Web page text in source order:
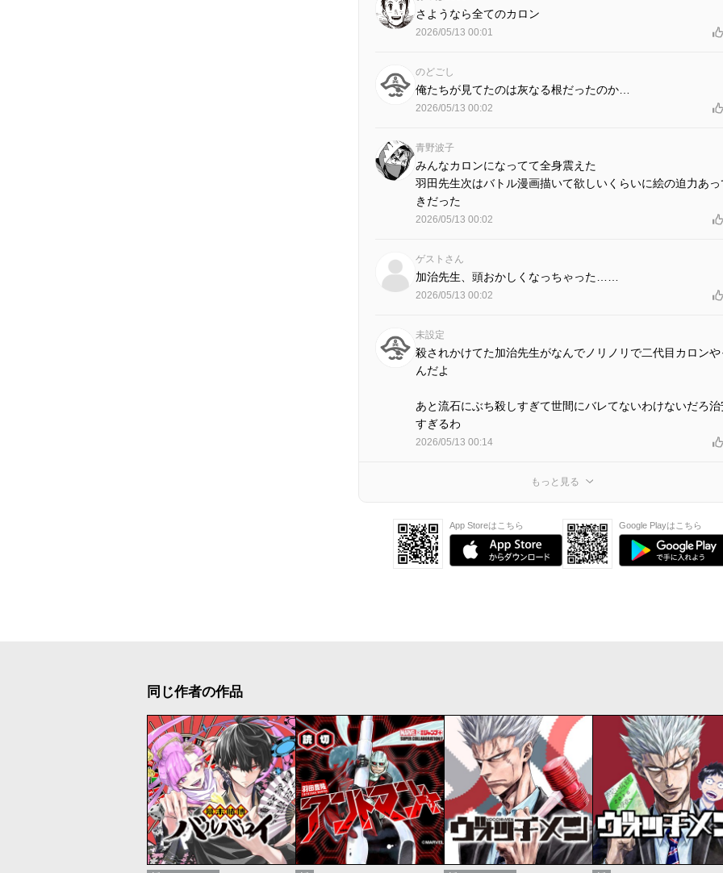
さようなら全てのカロン
2026/05/13 00:01
のどごし
俺たちが見てたのは灰なる根だったのか…
2026/05/13 00:02
青野波子
みんなカロンになってて全身震えた
羽田先生次はバトル漫画描いて欲しいくらいに絵の迫力あっ
きだった
2026/05/13 00:02
ゲストさん
加治先生、頭おかしくなっちゃった……
2026/05/13 00:02
未設定
殺されかけてた加治先生がなんでノリノリで二代目カロンや
んだよ
あと流石にぶち殺しすぎて世間にバレてないわけないだろ治
すぎるわ
2026/05/13 00:14
もっと見る
App Storeはこちら Google Playはこちら
同じ作者の作品